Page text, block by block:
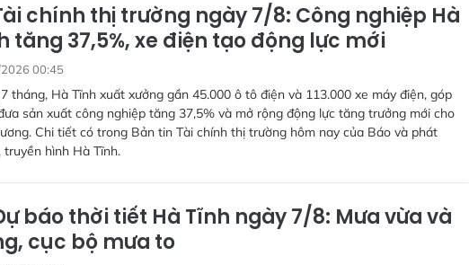
chính thị trường ngày 7/8: Công nghiệp Hà
tăng 37,5%, xe điện tạo động lực mới
00:45
tháng, Hà Tĩnh xuất xưởng gần 45.000 ô tô điện và 113.000 xe máy điện, góp
sản xuất công nghiệp tăng 37,5% và mở rộng động lực tăng trưởng mới cho
Chi tiết có trong Bản tin Tài chính thị trường hôm nay của Báo và phát
truyền hình Hà Tĩnh.
báo thời tiết Hà Tĩnh ngày 7/8: Mưa vừa và
cục bộ mưa to